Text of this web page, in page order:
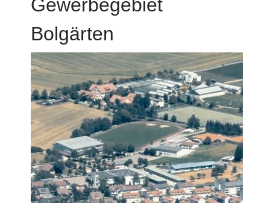
Gewerbegebiet
Bolgärten